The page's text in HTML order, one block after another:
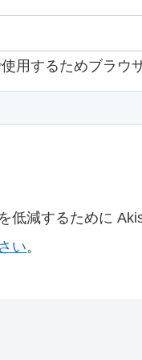
用するためブラウ
低減するために
い。